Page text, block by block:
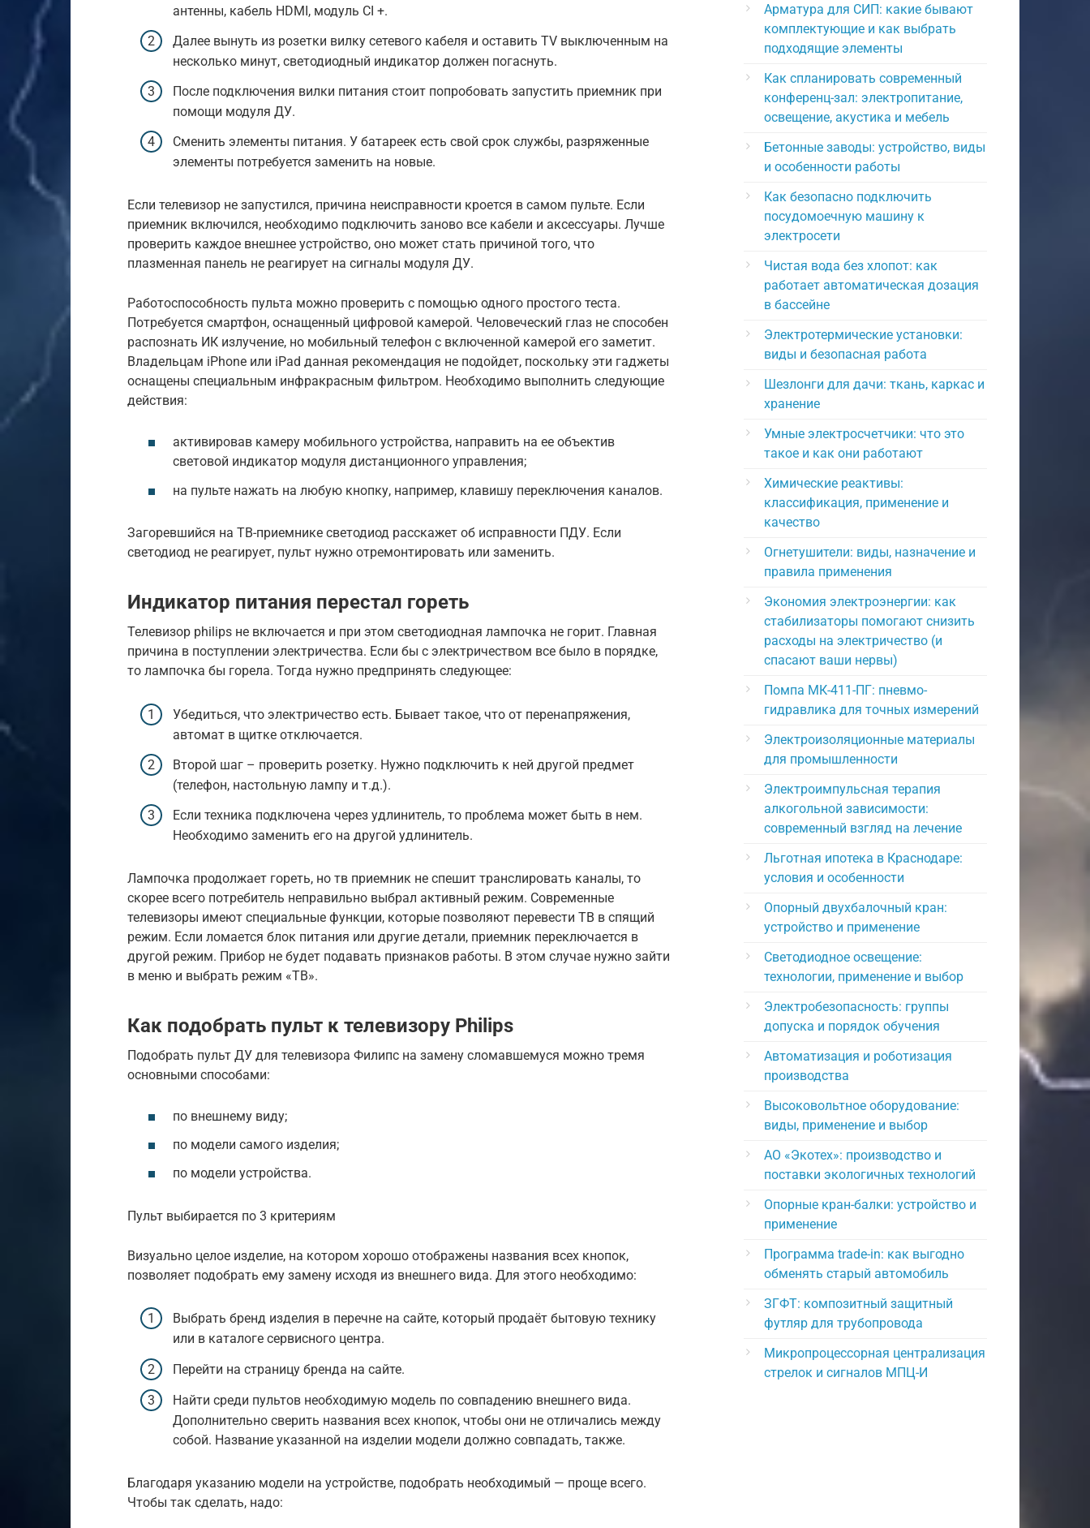
антенны, кабель HDMI, модуль CI +.
Далее вынуть из розетки вилку сетевого кабеля и оставить TV выключенным на
несколько минут, светодиодный индикатор должен погаснуть.
После подключения вилки питания стоит попробовать запустить приемник при
помощи модуля ДУ.
Сменить элементы питания. У батареек есть свой срок службы, разряженные
элементы потребуется заменить на новые.
Если телевизор не запустился, причина неисправности кроется в самом пульте. Если
приемник включился, необходимо подключить заново все кабели и аксессуары. Лучше
проверить каждое внешнее устройство, оно может стать причиной того, что
плазменная панель не реагирует на сигналы модуля ДУ.
Работоспособность пульта можно проверить с помощью одного простого теста.
Потребуется смартфон, оснащенный цифровой камерой. Человеческий глаз не способен
распознать ИК излучение, но мобильный телефон с включенной камерой его заметит.
Владельцам iPhone или iPad данная рекомендация не подойдет, поскольку эти гаджеты
оснащены специальным инфракрасным фильтром. Необходимо выполнить следующие
действия:
активировав камеру мобильного устройства, направить на ее объектив
световой индикатор модуля дистанционного управления;
на пульте нажать на любую кнопку, например, клавишу переключения каналов.
Загоревшийся на ТВ-приемнике светодиод расскажет об исправности ПДУ. Если
светодиод не реагирует, пульт нужно отремонтировать или заменить.
Индикатор питания перестал гореть
Телевизор philips не включается и при этом светодиодная лампочка не горит. Главная
причина в поступлении электричества. Если бы с электричеством все было в порядке,
то лампочка бы горела. Тогда нужно предпринять следующее:
Убедиться, что электричество есть. Бывает такое, что от перенапряжения,
автомат в щитке отключается.
Второй шаг – проверить розетку. Нужно подключить к ней другой предмет
(телефон, настольную лампу и т.д.).
Если техника подключена через удлинитель, то проблема может быть в нем.
Необходимо заменить его на другой удлинитель.
Лампочка продолжает гореть, но тв приемник не спешит транслировать каналы, то
скорее всего потребитель неправильно выбрал активный режим. Современные
телевизоры имеют специальные функции, которые позволяют перевести ТВ в спящий
режим. Если ломается блок питания или другие детали, приемник переключается в
другой режим. Прибор не будет подавать признаков работы. В этом случае нужно зайти
в меню и выбрать режим «ТВ».
Как подобрать пульт к телевизору Philips
Подобрать пульт ДУ для телевизора Филипс на замену сломавшемуся можно тремя
основными способами:
по внешнему виду;
по модели самого изделия;
по модели устройства.
Пульт выбирается по 3 критериям
Визуально целое изделие, на котором хорошо отображены названия всех кнопок,
позволяет подобрать ему замену исходя из внешнего вида. Для этого необходимо:
Выбрать бренд изделия в перечне на сайте, который продаёт бытовую технику
или в каталоге сервисного центра.
Перейти на страницу бренда на сайте.
Найти среди пультов необходимую модель по совпадению внешнего вида.
Дополнительно сверить названия всех кнопок, чтобы они не отличались между
собой. Название указанной на изделии модели должно совпадать, также.
Благодаря указанию модели на устройстве, подобрать необходимый — проще всего.
Чтобы так сделать, надо:
Арматура для СИП: какие бывают
комплектующие и как выбрать
подходящие элементы
Как спланировать современный
конференц-зал: электропитание,
освещение, акустика и мебель
Бетонные заводы: устройство, виды
и особенности работы
Как безопасно подключить
посудомоечную машину к
электросети
Чистая вода без хлопот: как
работает автоматическая дозация
в бассейне
Электротермические установки:
виды и безопасная работа
Шезлонги для дачи: ткань, каркас и
хранение
Умные электросчетчики: что это
такое и как они работают
Химические реактивы:
классификация, применение и
качество
Огнетушители: виды, назначение и
правила применения
Экономия электроэнергии: как
стабилизаторы помогают снизить
расходы на электричество (и
спасают ваши нервы)
Помпа МК-411-ПГ: пневмо-
гидравлика для точных измерений
Электроизоляционные материалы
для промышленности
Электроимпульсная терапия
алкогольной зависимости:
современный взгляд на лечение
Льготная ипотека в Краснодаре:
условия и особенности
Опорный двухбалочный кран:
устройство и применение
Светодиодное освещение:
технологии, применение и выбор
Электробезопасность: группы
допуска и порядок обучения
Автоматизация и роботизация
производства
Высоковольтное оборудование:
виды, применение и выбор
АО «Экотех»: производство и
поставки экологичных технологий
Опорные кран-балки: устройство и
применение
Программа trade-in: как выгодно
обменять старый автомобиль
ЗГФТ: композитный защитный
футляр для трубопровода
Микропроцессорная централизация
стрелок и сигналов МПЦ-И